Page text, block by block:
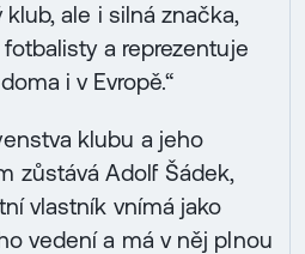
ale i silná značka,
a reprezentuje
i v Evropě.“
klubu a jeho
zůstává Adolf Šádek,
vlastník vnímá jako
vedení a má v něj plnou